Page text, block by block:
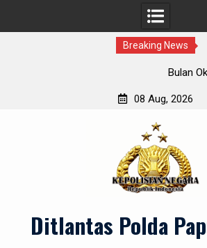
Breaking News
Bulan Oktober 2023
08 Aug, 2026
Ditlantas Polda